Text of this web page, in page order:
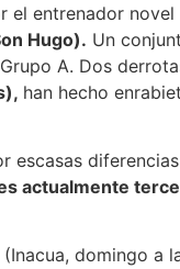
el entrenador
Hugo). Un
A. Dos
han hecho
actualmente
(Inacua, domingo a